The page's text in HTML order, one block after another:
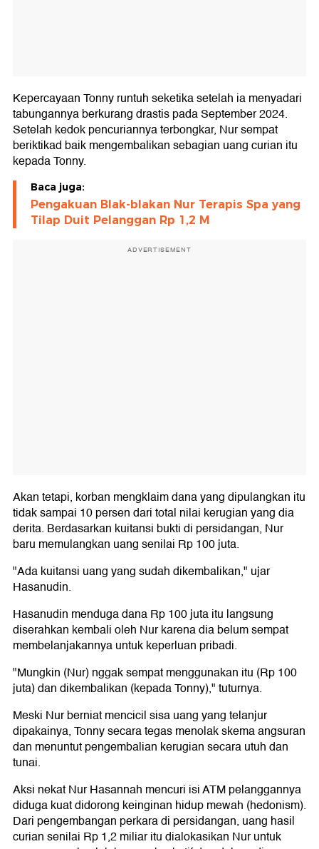
Kepercayaan Tonny runtuh seketika setelah ia menyadari
tabungannya berkurang drastis pada September 2024.
Setelah kedok pencuriannya terbongkar, Nur sempat
beriktikad baik mengembalikan sebagian uang curian itu
kepada Tonny.
Baca juga:
Pengakuan Blak-blakan Nur Terapis Spa yang
Tilap Duit Pelanggan Rp 1,2 M
ADVERTISEMENT
Akan tetapi, korban mengklaim dana yang dipulangkan itu
tidak sampai 10 persen dari total nilai kerugian yang dia
derita. Berdasarkan kuitansi bukti di persidangan, Nur
baru memulangkan uang senilai Rp 100 juta.
"Ada kuitansi uang yang sudah dikembalikan," ujar
Hasanudin.
Hasanudin menduga dana Rp 100 juta itu langsung
diserahkan kembali oleh Nur karena dia belum sempat
membelanjakannya untuk keperluan pribadi.
"Mungkin (Nur) nggak sempat menggunakan itu (Rp 100
juta) dan dikembalikan (kepada Tonny)," tuturnya.
Meski Nur berniat mencicil sisa uang yang telanjur
dipakainya, Tonny secara tegas menolak skema angsuran
dan menuntut pengembalian kerugian secara utuh dan
tunai.
Aksi nekat Nur Hasannah mencuri isi ATM pelanggannya
diduga kuat didorong keinginan hidup mewah (hedonism).
Dari pengembangan perkara di persidangan, uang hasil
curian senilai Rp 1,2 miliar itu dialokasikan Nur untuk